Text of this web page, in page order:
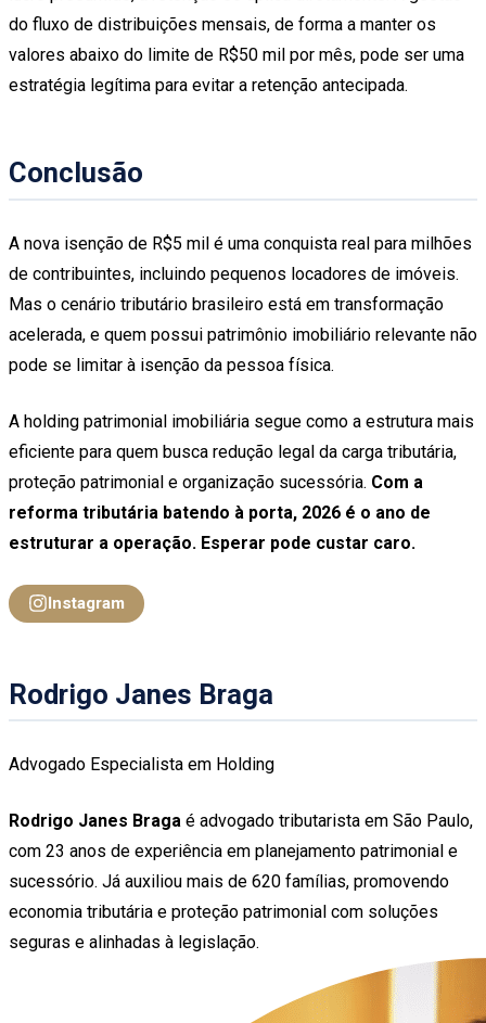
do fluxo de distribuições mensais, de forma a manter os
valores abaixo do limite de R$50 mil por mês, pode ser uma
estratégia legítima para evitar a retenção antecipada.
Conclusão
A nova isenção de R$5 mil é uma conquista real para milhões
de contribuintes, incluindo pequenos locadores de imóveis.
Mas o cenário tributário brasileiro está em transformação
acelerada, e quem possui patrimônio imobiliário relevante não
pode se limitar à isenção da pessoa física.
A holding patrimonial imobiliária segue como a estrutura mais
eficiente para quem busca redução legal da carga tributária,
proteção patrimonial e organização sucessória. Com a
reforma tributária batendo à porta, 2026 é o ano de
estruturar a operação. Esperar pode custar caro.
Instagram
Rodrigo Janes Braga
Advogado Especialista em Holding
Rodrigo Janes Braga é advogado tributarista em São Paulo,
com 23 anos de experiência em planejamento patrimonial e
sucessório. Já auxiliou mais de 620 famílias, promovendo
economia tributária e proteção patrimonial com soluções
seguras e alinhadas à legislação.